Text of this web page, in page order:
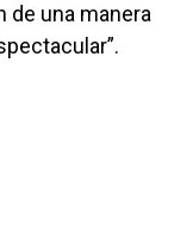
de una manera